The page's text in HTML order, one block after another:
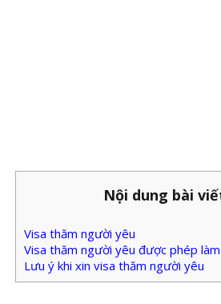
Nội dung bài
Visa thăm người yêu
Visa thăm người yêu được phép
Lưu ý khi xin visa thăm người yêu